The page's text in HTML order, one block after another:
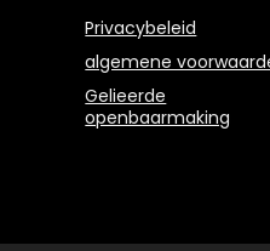
Privacybeleid
algemene
Gelieerde
openbaarmaking